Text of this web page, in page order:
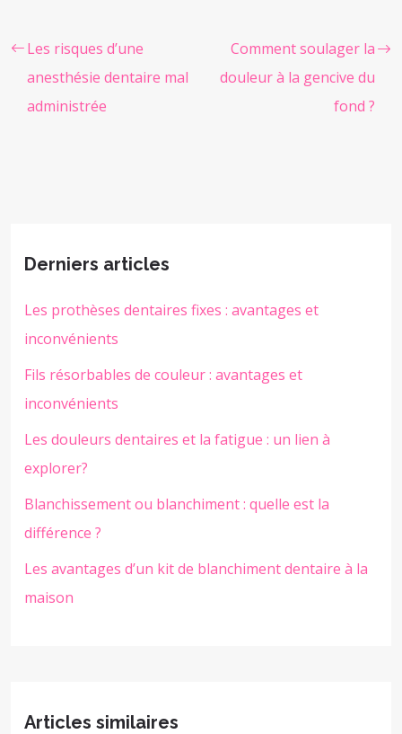
Les risques d’une
anesthésie dentaire mal
administrée
Comment soulager la
douleur à la gencive du
fond ?
Derniers articles
Les prothèses dentaires fixes : avantages et
inconvénients
Fils résorbables de couleur : avantages et
inconvénients
Les douleurs dentaires et la fatigue : un lien à
explorer?
Blanchissement ou blanchiment : quelle est la
différence ?
Les avantages d’un kit de blanchiment dentaire à la
maison
Articles similaires